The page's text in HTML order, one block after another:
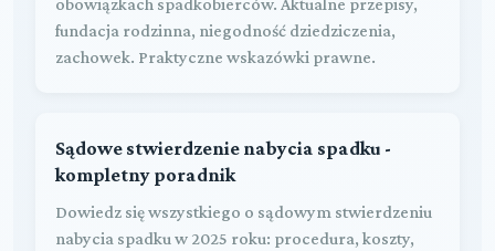
fundacja rodzinna, niegodność dziedziczenia,
zachowek. Praktyczne wskazówki prawne.
Sądowe stwierdzenie nabycia spadku -
kompletny poradnik
Dowiedz się wszystkiego o sądowym stwierdzeniu
nabycia spadku w 2025 roku: procedura, koszty,